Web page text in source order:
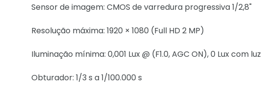
Sensor de imagem: CMOS de varredura progressiva 1/2,8"
Resolução máxima: 1920 × 1080 (Full HD 2 MP)
Iluminação mínima: 0,001 Lux @ (F1.0, AGC ON), 0 Lux com luz
Obturador: 1/3 s a 1/100.000 s